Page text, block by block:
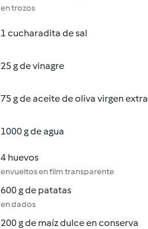
en trozos
1 cucharadita de sal
25 g de vinagre
75 g de aceite de oliva virgen extra
1000 g de agua
4 huevos
envueltos en film transparente
600 g de patatas
en dados
200 g de maíz dulce en conserva